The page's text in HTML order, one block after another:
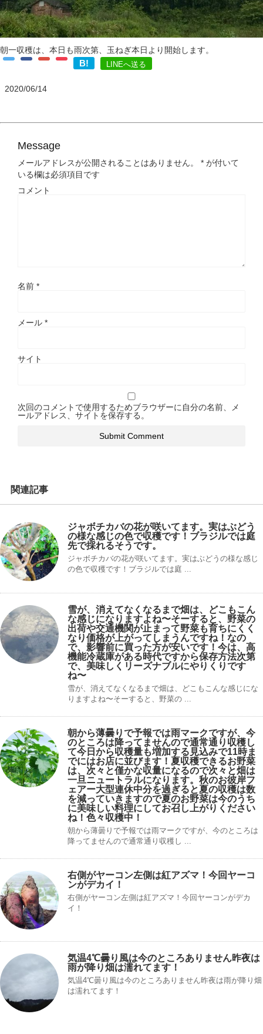
朝一収穫は、本日も雨次第、玉ねぎ本日より開始します。
B! LINEへ送る
2020/06/14
Message
メールアドレスが公開されることはありません。 * が付いて
いる欄は必須項目です
コメント
名前 *
メール *
サイト
次回のコメントで使用するためブラウザーに自分の名前、メ
ールアドレス、サイトを保存する。
関連記事
ジャボチカバの花が咲いてます。実はぶどう
の様な感じの色で収穫です！ブラジルでは庭
先で採れるそうです。
ジャボチカバの花が咲いてます。実はぶどうの様な感じ
の色で収穫です！ブラジルでは庭 ...
雪が、消えてなくなるまで畑は、どこもこん
な感じになりますよね〜そーすると、野菜の
出荷や交通機関が止まって野菜も育ちにくく
なり価格が上がってしまうんですね！なの
で、影響前に買った方が安いです！今は、高
機能冷蔵庫がある時代ですから保存方法次第
で、美味しくリーズナブルにやりくりです
ね〜
雪が、消えてなくなるまで畑は、どこもこんな感じにな
りますよね〜そーすると、野菜の ...
朝から薄曇りで予報では雨マークですが、今
のところは降ってませんので通常通り収穫し
て今日から収穫量も増加する見込みで11時ま
でにはお店に並びます！夏収穫できるお野菜
は、次々と僅かな収量になるので次々と畑は
一旦ニュートラルになります。秋のお彼岸フ
ェアー大型連休中分を過ぎると夏の収穫は数
を減っていきますので夏のお野菜は今のうち
に美味しい料理にしてお召し上がりください
ね！色々収穫中！
朝から薄曇りで予報では雨マークですが、今のところは
降ってませんので通常通り収穫し ...
右側がヤーコン左側は紅アズマ！今回ヤーコ
ンがデカイ！
右側がヤーコン左側は紅アズマ！今回ヤーコンがデカ
イ！
気温4℃曇り風は今のところありません昨夜は
雨が降り畑は濡れてます！
気温4℃曇り風は今のところありません昨夜は雨が降り畑
は濡れてます！